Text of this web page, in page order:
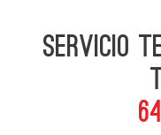
Servicio